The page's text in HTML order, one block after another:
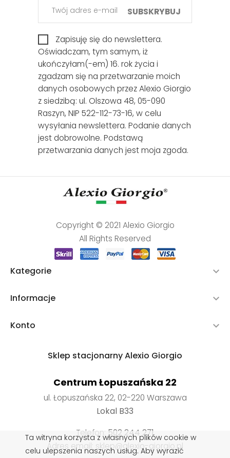
SUBSKRYBUJ
Zapisuję się do newslettera.
Oświadczam, tym samym, iż
ukończyłam(-em) 16. rok życia i
zgadzam się na przetwarzanie moich
danych osobowych przez Alexio Giorgio
z siedzibą: ul. Olszowa 48, 05-090
Raszyn, NIP 522-112-73-16, w celu
wysyłania newslettera. Podanie danych
jest dobrowolne. Podstawą
przetwarzania danych jest moja zgoda.
Copyright © 2021 Alexio Giorgio
All Rights Reserved
Kategorie 
Informacje 
Konto 
Sklep stacjonarny Alexio Giorgio
Centrum Łopuszańska 22
ul. Łopuszańska 22, 02-220 Warszawa
Lokal B33
Telefon: 502 244 271
Adres email: sklep@alexio-giorgio.pl
Ta witryna korzysta z własnych plików cookie w
celu ulepszenia naszych usług. Aby wyrazić